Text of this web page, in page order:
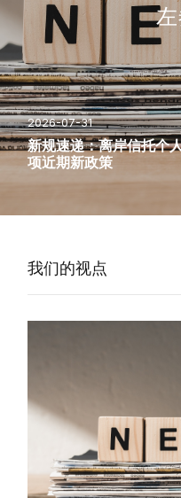
2026-07-31
新规速递：离岸信托个
项近期新政策
我们的视点